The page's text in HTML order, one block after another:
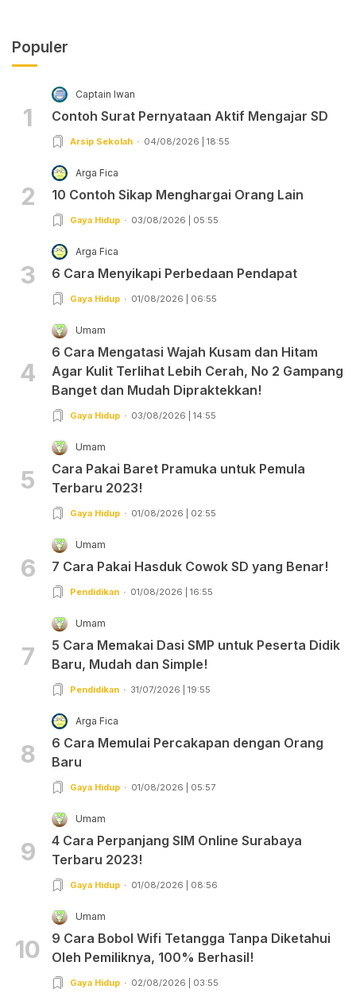
Populer
1
Captain Iwan
Contoh Surat Pernyataan Aktif Mengajar SD
Arsip Sekolah 04/08/2026 | 18:55
2
Arga Fica
10 Contoh Sikap Menghargai Orang Lain
Gaya Hidup 03/08/2026 | 05:55
3
Arga Fica
6 Cara Menyikapi Perbedaan Pendapat
Gaya Hidup 01/08/2026 | 06:55
4
Umam
6 Cara Mengatasi Wajah Kusam dan Hitam
Agar Kulit Terlihat Lebih Cerah, No 2 Gampang
Banget dan Mudah Dipraktekkan!
Gaya Hidup 03/08/2026 | 14:55
5
Umam
Cara Pakai Baret Pramuka untuk Pemula
Terbaru 2023!
Gaya Hidup 01/08/2026 | 02:55
6
Umam
7 Cara Pakai Hasduk Cowok SD yang Benar!
Pendidikan 01/08/2026 | 16:55
7
Umam
5 Cara Memakai Dasi SMP untuk Peserta Didik
Baru, Mudah dan Simple!
Pendidikan 31/07/2026 | 19:55
8
Arga Fica
6 Cara Memulai Percakapan dengan Orang
Baru
Gaya Hidup 01/08/2026 | 05:57
9
Umam
4 Cara Perpanjang SIM Online Surabaya
Terbaru 2023!
Gaya Hidup 01/08/2026 | 08:56
10
Umam
9 Cara Bobol Wifi Tetangga Tanpa Diketahui
Oleh Pemiliknya, 100% Berhasil!
Gaya Hidup 02/08/2026 | 03:55